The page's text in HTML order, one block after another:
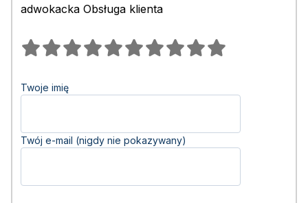
adwokacka Obsługa klienta
Twoje imię
Twój e-mail (nigdy nie pokazywany)